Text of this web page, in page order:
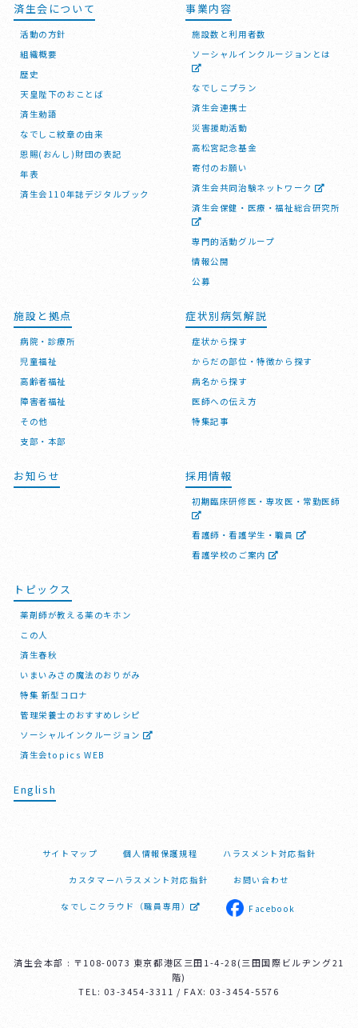
済生会について
活動の方針
組織概要
歴史
天皇陛下のおことば
済生勅語
なでしこ紋章の由来
恩賜(おんし)財団の表記
年表
済生会110年誌デジタルブック
事業内容
施設数と利用者数
ソーシャルインクルージョンとは
なでしこプラン
済生会連携士
災害援助活動
高松宮記念基金
寄付のお願い
済生会共同治験ネットワーク
済生会保健・医療・福祉総合研究所
専門的活動グループ
情報公開
公募
施設と拠点
病院・診療所
児童福祉
高齢者福祉
障害者福祉
その他
支部・本部
症状別病気解説
症状から探す
からだの部位・特徴から探す
病名から探す
医師への伝え方
特集記事
お知らせ 採用情報
初期臨床研修医・専攻医・常勤医師
看護師・看護学生・職員
看護学校のご案内
トピックス
薬剤師が教える薬のキホン
この人
済生春秋
いまいみさの魔法のおりがみ
特集 新型コロナ
管理栄養士のおすすめレシピ
ソーシャルインクルージョン
済生会topics WEB
English
サイトマップ 個人情報保護規程 ハラスメント対応指針
カスタマーハラスメント対応指針 お問い合わせ
なでしこクラウド（職員専用） Facebook
済生会本部 : 〒108-0073 東京都港区三田1-4-28(三田国際ビルヂング21
階)
TEL: 03-3454-3311 / FAX: 03-3454-5576